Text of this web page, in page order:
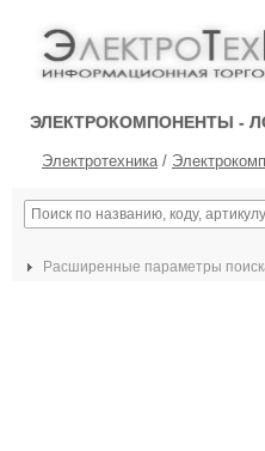
ЭЛЕКТРОКОМПОНЕНТЫ -
Электротехника/
Расширенные параметры